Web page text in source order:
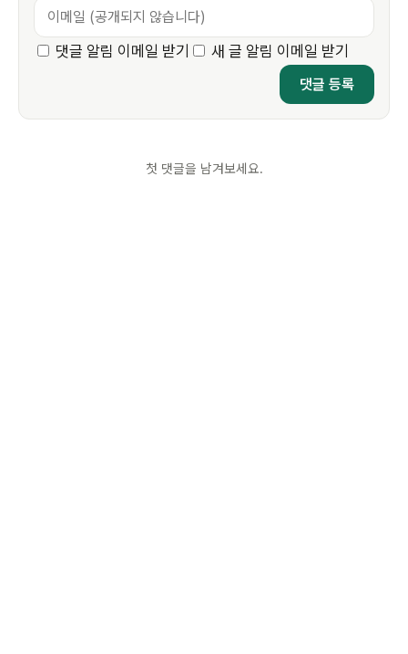
댓글 알림 이메일 받기 새 글 알림 이메일 받기
첫 댓글을 남겨보세요.